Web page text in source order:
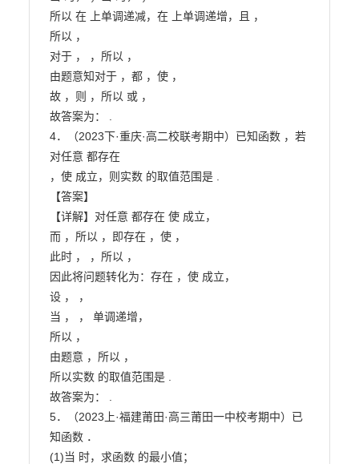
所以 在 上单调递减，在 上单调递增，且 ，
所以 ，
对于 ， ，所以 ，
由题意知对于 ，都 ，使 ，
故 ，则 ，所以 或 ，
故答案为： .
4．（2023下·重庆·高二校联考期中）已知函数 ，若
对任意 都存在
，使 成立，则实数 的取值范围是 .
【答案】
【详解】对任意 都存在 使 成立，
而 ，所以 ，即存在 ，使 ，
此时 ， ，所以 ，
因此将问题转化为：存在 ，使 成立，
设 ， ，
当 ， ， 单调递增，
所以 ，
由题意 ，所以 ，
所以实数 的取值范围是 .
故答案为： .
5．（2023上·福建莆田·高三莆田一中校考期中）已
知函数 ．
(1)当 时，求函数 的最小值；